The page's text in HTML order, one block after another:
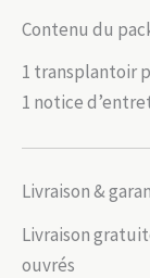
Contenu du
1 transplantoir
1 notice
Livraison &
Livraison
ouvrés